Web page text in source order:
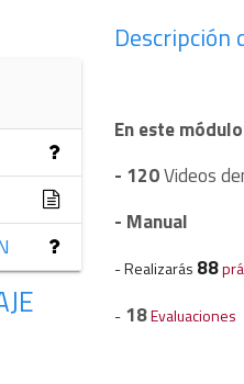
Descripción
En este módulo
- 120Videos
- Manual
- Realizarás 88
- 18Evaluaciones